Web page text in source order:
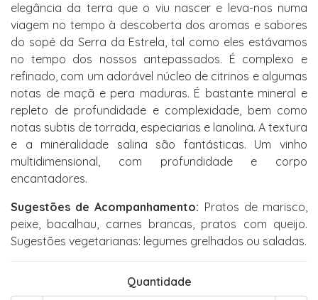
elegância da terra que o viu nascer e leva-nos numa
viagem no tempo à descoberta dos aromas e sabores
do sopé da Serra da Estrela, tal como eles estávamos
no tempo dos nossos antepassados. É complexo e
refinado, com um adorável núcleo de citrinos e algumas
notas de maçã e pera maduras. É bastante mineral e
repleto de profundidade e complexidade, bem como
notas subtis de torrada, especiarias e lanolina. A textura
e a mineralidade salina são fantásticas. Um vinho
multidimensional, com profundidade e corpo
encantadores.
Sugestões de Acompanhamento: Pratos de marisco,
peixe, bacalhau, carnes brancas, pratos com queijo.
Sugestões vegetarianas: legumes grelhados ou saladas.
Quantidade